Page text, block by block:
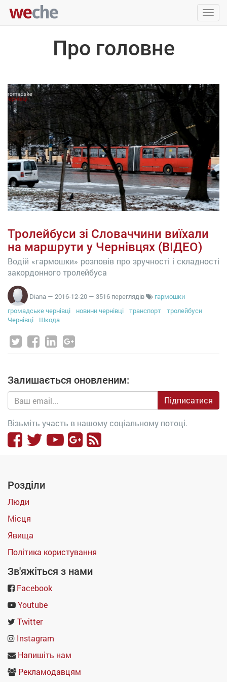
Про головне
Тролейбуси зі Словаччини виїхали
на маршрути у Чернівцях (ВІДЕО)
Водій «гармошки» розповів про зручності і складності
закордонного тролейбуса
Diana — 2016-12-20 — 3516 переглядів
гармошки
громадське чернівці
новини чернівці транспорт
тролейбуси
Чернівці
Шкода
Залишається оновленим:
Підписатися
Візьміть участь в нашому соціальному потоці.
Розділи
Люди
Місця
Явища
Політика користування
Зв'яжіться з нами
Facebook
Youtube
Twitter
Instagram
Напишіть нам
Рекламодавцям